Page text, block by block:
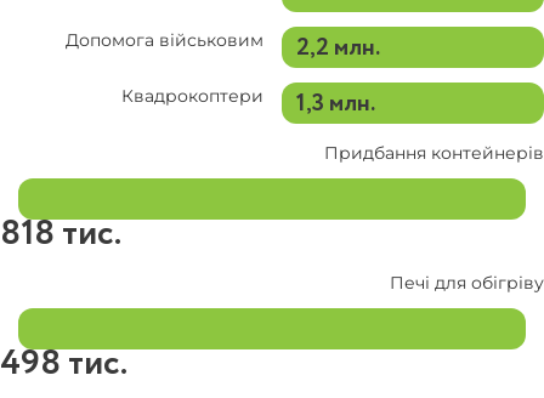
Допомога військовим 2,2 млн.
Квадрокоптери 1,3 млн.
Придбання контейнерів
818 тис.
Печі для обігріву
498 тис.